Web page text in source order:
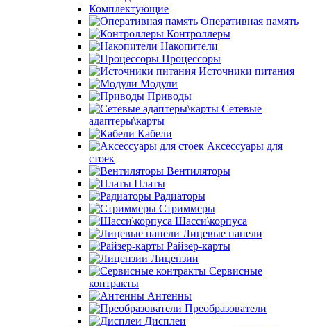
Комплектующие
Оперативная память
Контроллеры
Накопители
Процессоры
Источники питания
Модули
Приводы
Сетевые
адаптеры\карты
Кабели
Аксессуары для
стоек
Вентиляторы
Платы
Радиаторы
Стриммеры
Шасси\корпуса
Лицевые панели
Райзер-карты
Лицензии
Сервисные
контракты
Антенны
Преобразователи
Дисплеи